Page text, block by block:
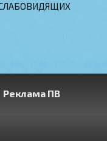
Реклама ПВ